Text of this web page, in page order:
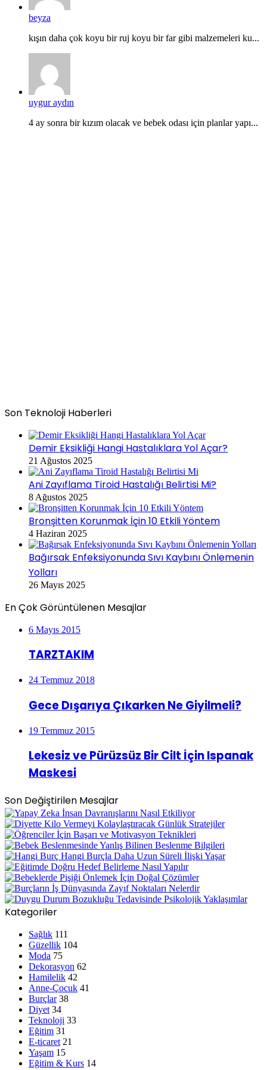
beyza
kışın daha çok koyu bir ruj koyu bir far gibi malzemeleri ku...
uygur aydın
4 ay sonra bir kızım olacak ve bebek odası için planlar yapı...
Son Teknoloji Haberleri
Demir Eksikliği Hangi Hastalıklara Yol Açar?
21 Ağustos 2025
Ani Zayıflama Tiroid Hastalığı Belirtisi Mi?
8 Ağustos 2025
Bronşitten Korunmak İçin 10 Etkili Yöntem
4 Haziran 2025
Bağırsak Enfeksiyonunda Sıvı Kaybını Önlemenin
Yolları
26 Mayıs 2025
En Çok Görüntülenen Mesajlar
6 Mayıs 2015
TARZTAKIM
24 Temmuz 2018
Gece Dışarıya Çıkarken Ne Giyilmeli?
19 Temmuz 2015
Lekesiz ve Pürüzsüz Bir Cilt İçin Ispanak
Maskesi
Son Değiştirilen Mesajlar
Kategoriler
Sağlık 111
Güzellik 104
Moda 75
Dekorasyon 62
Hamilelik 42
Anne-Çocuk 41
Burçlar 38
Diyet 34
Teknoloji 33
Eğitim 31
E-ticaret 21
Yaşam 15
Eğitim & Kurs 14